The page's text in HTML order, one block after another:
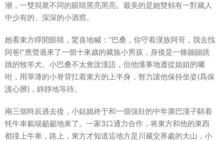
潮，一雙與衆不同的眼睛黑亮黑亮。最美的是她雙頰有一對藏人
中少有的、深深的小酒窩。
她看東方睜開眼睛，驚喜地喊：“巴桑，你守着漢族阿哥，我去找
阿爸!”應聲過來了一個十來歲的藏族小男孩，身後是一條蹦蹦跳
跳的牧羊犬。小巴桑不太會說漢語，但他懂事地遵從姐姐的囑
咐，用單薄的小脊背扛着東方的上半身，努力讓他保持坐姿(爲保
護心髒)，靜靜地等待。
兩三個時辰過去後，小姑娘終于和一個強壯的中年康巴漢子騎着
牦牛車氣喘籲籲地來了。一家3口通力合作，将東方和他的東西
都擡上牛車，路上，東方才知道這地方是川藏交界處的大山，小